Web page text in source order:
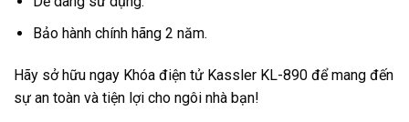
Bảo hành chính hãng 2 năm.
Hãy sở hữu ngay Khóa điện tử Kassler KL-890 để mang đến
sự an toàn và tiện lợi cho ngôi nhà bạn!